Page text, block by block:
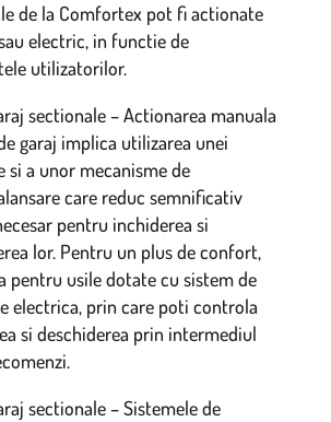
de la Comfortex pot fi actionate
electric, in functie de
utilizatorilor.
sectionale – Actionarea manuala
garaj implica utilizarea unei
si a unor mecanisme de
care reduc semnificativ
pentru inchiderea si
lor. Pentru un plus de confort,
pentru usile dotate cu sistem de
electrica, prin care poti controla
si deschiderea prin intermediul
sectionale – Sistemele de